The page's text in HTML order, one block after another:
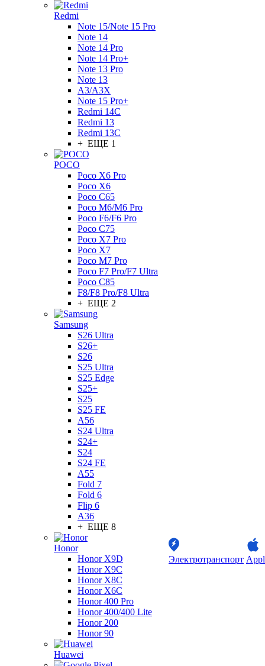
Redmi
Note 15/Note 15 Pro
Note 14
Note 14 Pro
Note 14 Pro+
Note 13 Pro
Note 13
A3/A3X
Note 15 Pro+
Redmi 14C
Redmi 13
Redmi 13C
+ ЕЩЕ 1
POCO
Poco X6 Pro
Poco X6
Poco C65
Poco M6/M6 Pro
Poco F6/F6 Pro
Poco C75
Poco X7 Pro
Poco X7
Poco M7 Pro
Poco F7 Pro/F7 Ultra
Poco C85
F8/F8 Pro/F8 Ultra
+ ЕЩЕ 2
Samsung
S26 Ultra
S26+
S26
S25 Ultra
S25 Edge
S25+
S25
S25 FE
A56
S24 Ultra
S24+
S24
S24 FE
A55
Fold 7
Fold 6
Flip 6
A36
+ ЕЩЕ 8
Honor
Honor X9D
Honor X9C
Honor X8C
Honor X6C
Honor 400 Pro
Honor 400/400 Lite
Honor 200
Honor 90
Huawei
Электротранспорт